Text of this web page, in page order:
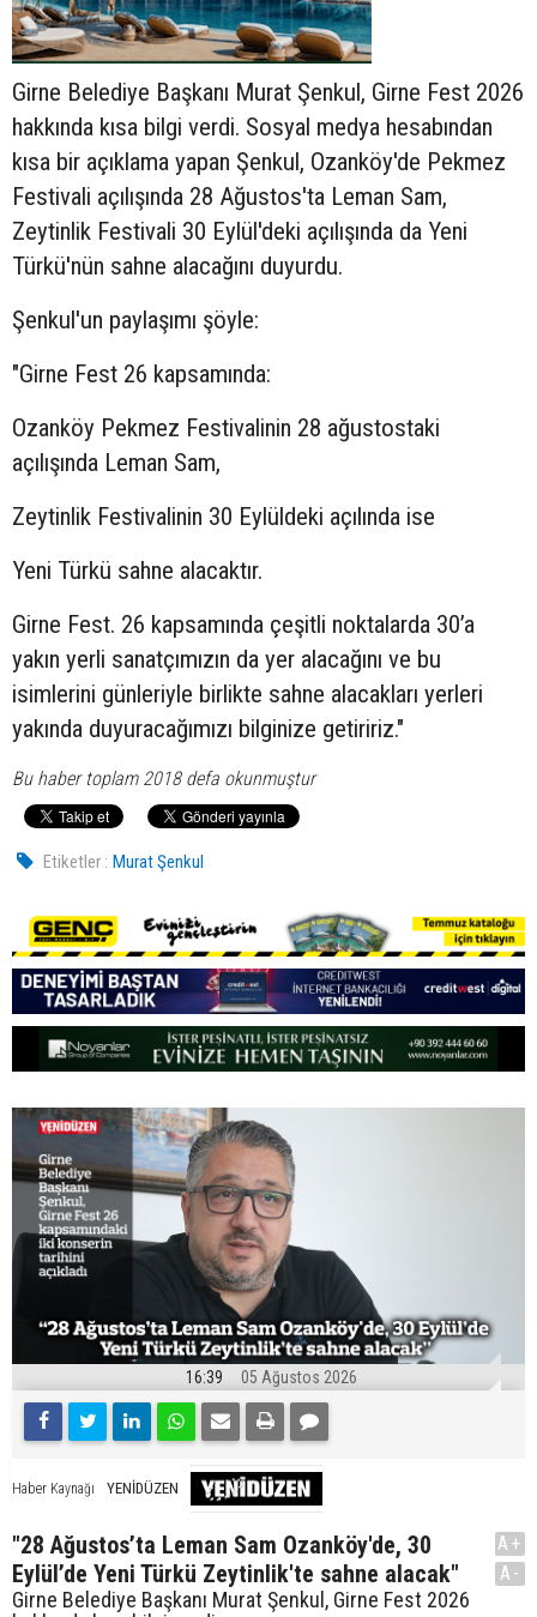
Girne Belediye Başkanı Murat Şenkul, Girne Fest 2026
hakkında kısa bilgi verdi. Sosyal medya hesabından
kısa bir açıklama yapan Şenkul, Ozanköy'de Pekmez
Festivali açılışında 28 Ağustos'ta Leman Sam,
Zeytinlik Festivali 30 Eylül'deki açılışında da Yeni
Türkü'nün sahne alacağını duyurdu.
Şenkul'un paylaşımı şöyle:
"Girne Fest 26 kapsamında:
Ozanköy Pekmez Festivalinin 28 ağustostaki
açılışında Leman Sam,
Zeytinlik Festivalinin 30 Eylüldeki açılında ise
Yeni Türkü sahne alacaktır.
Girne Fest. 26 kapsamında çeşitli noktalarda 30’a
yakın yerli sanatçımızın da yer alacağını ve bu
isimlerini günleriyle birlikte sahne alacakları yerleri
yakında duyuracağımızı bilginize getiririz."
Bu haber toplam 2018 defa okunmuştur
Etiketler : Murat Şenkul
16:39 05 Ağustos 2026
Haber Kaynağı YENİDÜZEN
"28 Ağustos’ta Leman Sam Ozanköy'de, 30
Eylül’de Yeni Türkü Zeytinlik'te sahne alacak"
Girne Belediye Başkanı Murat Şenkul, Girne Fest 2026
A+
A-